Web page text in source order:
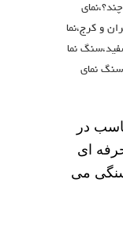
و کرج،نما
نما
سنگ نمای
در
ای
سنگی می